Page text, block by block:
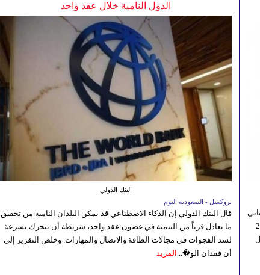
الدول النامية خلال عقد واحد
البنك الدولي
بروكسل - السعوديه اليوم
قال البنك الدولي إن الذكاء الاصطناعي قد يمكن البلدان النامية من تحقيق
ما يعادل قرناً من التنمية في غضون عقد واحد، شريطة أن تتحرك بسرعة
لسد الفجوات في مجالات الطاقة والاتصال والمهارات. وخلص التقرير إلى
أن فقدان الو�... المزيد
آب الجاري، إلى 23